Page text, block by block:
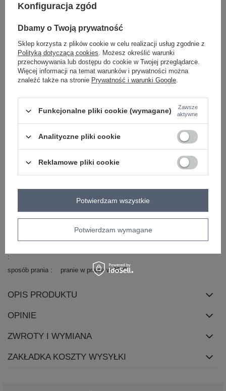
Zadzwoń +48 601 547 740 Zadaj pytanie
skład materiału : 70% poliester, 30% wiskoza
sposób prania : pranie w pralce w 30°C
typ produktu
sukienka koktajlowa elegancka sukienka na święta
na imprezę wizytowe
sukienka na sylwestra
dominujący
materiał
poliester
sposób prania pranie w pralce w 30°C
OPIS PRODUKTU
OPINIE
ZWROTY I WYMIANA
ZAKŁADKA KOSZTY WYSYŁKI
Konfiguracja zgód
Dbamy o Twoją prywatność
Sklep korzysta z plików cookie w celu realizacji usług zgodnie z
Polityką dotyczącą cookies. Możesz określić warunki
przechowywania lub dostępu do cookie w Twojej przeglądarce.
Więcej informacji na temat warunków i prywatności można
znaleźć także na stronie Prywatność i warunki Google.
Funkcjonalne pliki cookie (wymagane)
Zawsze
aktywne
Analityczne pliki cookie
Reklamowe pliki cookie
Potwierdzam wymagane
Potwierdzam wszystkie